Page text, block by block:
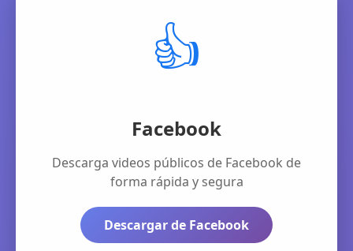
👍
Facebook
Descarga videos públicos de Facebook de
forma rápida y segura
Descargar de Facebook